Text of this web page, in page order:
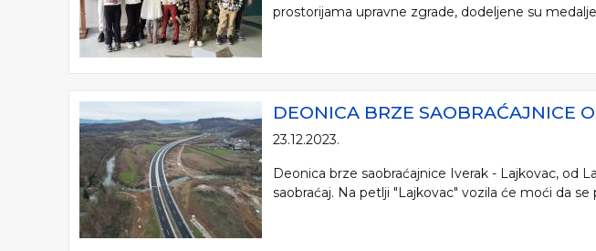
prostorijama upravne zgrade, dodeljene su
DEONICA BRZE SAOBRAĆAJNICE
23.12.2023.
Deonica brze saobraćajnice Iverak - Lajkovac, od
saobraćaj. Na petlji "Lajkovac" vozila će moći da